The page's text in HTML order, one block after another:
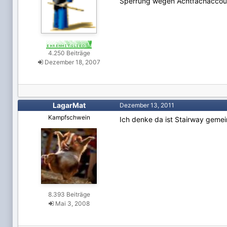
4.250 Beiträge
Dezember 18, 2007
LagarMat
Kampfschwein
8.393 Beiträge
Mai 3, 2008
Dezember 13, 2011
Ich denke da ist Stairway